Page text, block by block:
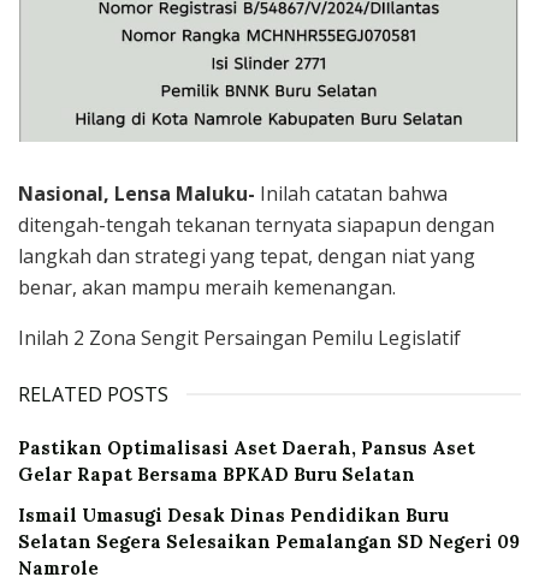
Nasional, Lensa Maluku- Inilah catatan bahwa
ditengah-tengah tekanan ternyata siapapun dengan
langkah dan strategi yang tepat, dengan niat yang
benar, akan mampu meraih kemenangan.
Inilah 2 Zona Sengit Persaingan Pemilu Legislatif
RELATED POSTS
Pastikan Optimalisasi Aset Daerah, Pansus Aset
Gelar Rapat Bersama BPKAD Buru Selatan
Ismail Umasugi Desak Dinas Pendidikan Buru
Selatan Segera Selesaikan Pemalangan SD Negeri 09
Namrole